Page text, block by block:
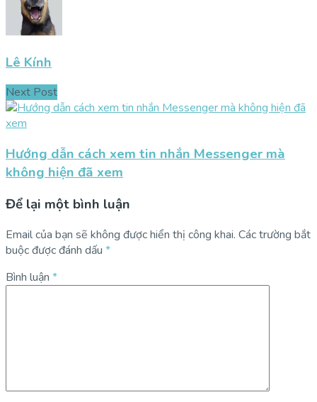
Lê Kính
Next Post
Hướng dẫn cách xem tin nhắn Messenger mà
không hiện đã xem
Để lại một bình luận
Email của bạn sẽ không được hiển thị công khai. Các trường bắt
buộc được đánh dấu *
Bình luận *